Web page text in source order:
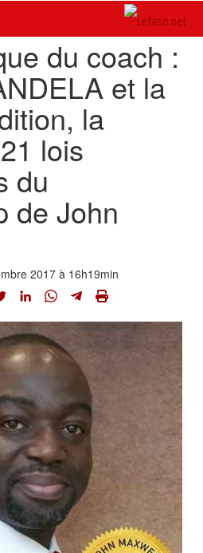
La chronique du coach
du coach :
et la
la
lois
du
de John
2017 à 16h19min